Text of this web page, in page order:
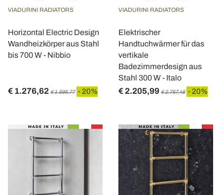
VIADURINI RADIATORS
Horizontal Electric Design
Wandheizkörper aus Stahl
bis 700 W - Nibbio
€ 1.276,62 € 1.595,77 - 20%
VIADURINI RADIATORS
Elektrischer
Handtuchwärmer für das
vertikale
Badezimmerdesign aus
Stahl 300 W - Italo
€ 2.205,99 € 2.757,48 - 20%